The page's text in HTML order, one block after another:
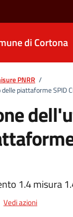
di Cortona
PNRR /
piattaforme SPID
1.4 misura
Vedi azioni